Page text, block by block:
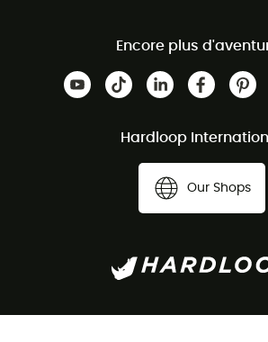
Encore plus
Hardloop
Our Shops